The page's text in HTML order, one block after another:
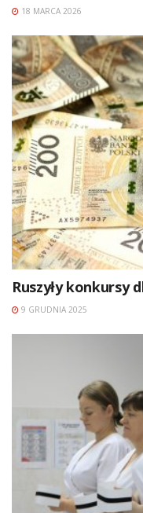
18 MARCA 2026
Ruszyły konkursy
9 GRUDNIA 2025